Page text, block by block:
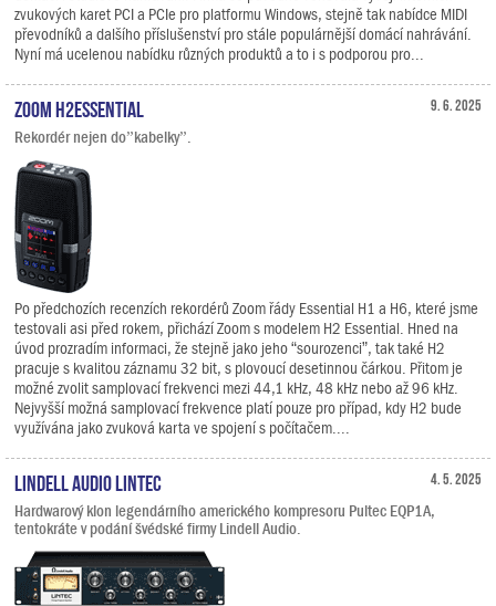
zvukových karet PCI a PCIe pro platformu Windows, stejně tak nabídce MIDI
převodníků a dalšího příslušenství pro stále populárnější domácí nahrávání.
Nyní má ucelenou nabídku různých produktů a to i s podporou pro...
9. 6. 2025
Zoom H2essential
Rekordér nejen do”kabelky”.
Po předchozích recenzích rekordérů Zoom řády Essential H1 a H6, které jsme
testovali asi před rokem, přichází Zoom s modelem H2 Essential. Hned na
úvod prozradím informaci, že stejně jako jeho “sourozenci”, tak také H2
pracuje s kvalitou záznamu 32 bit, s plovoucí desetinnou čárkou. Přitom je
možné zvolit samplovací frekvenci mezi 44,1 kHz, 48 kHz nebo až 96 kHz.
Nejvyšší možná samplovací frekvence platí pouze pro případ, kdy H2 bude
využívána jako zvuková karta ve spojení s počítačem....
4. 5. 2025
Lindell Audio LiNTEC
Hardwarový klon legendárního amerického kompresoru Pultec EQP1A,
tentokráte v podání švédské firmy Lindell Audio.